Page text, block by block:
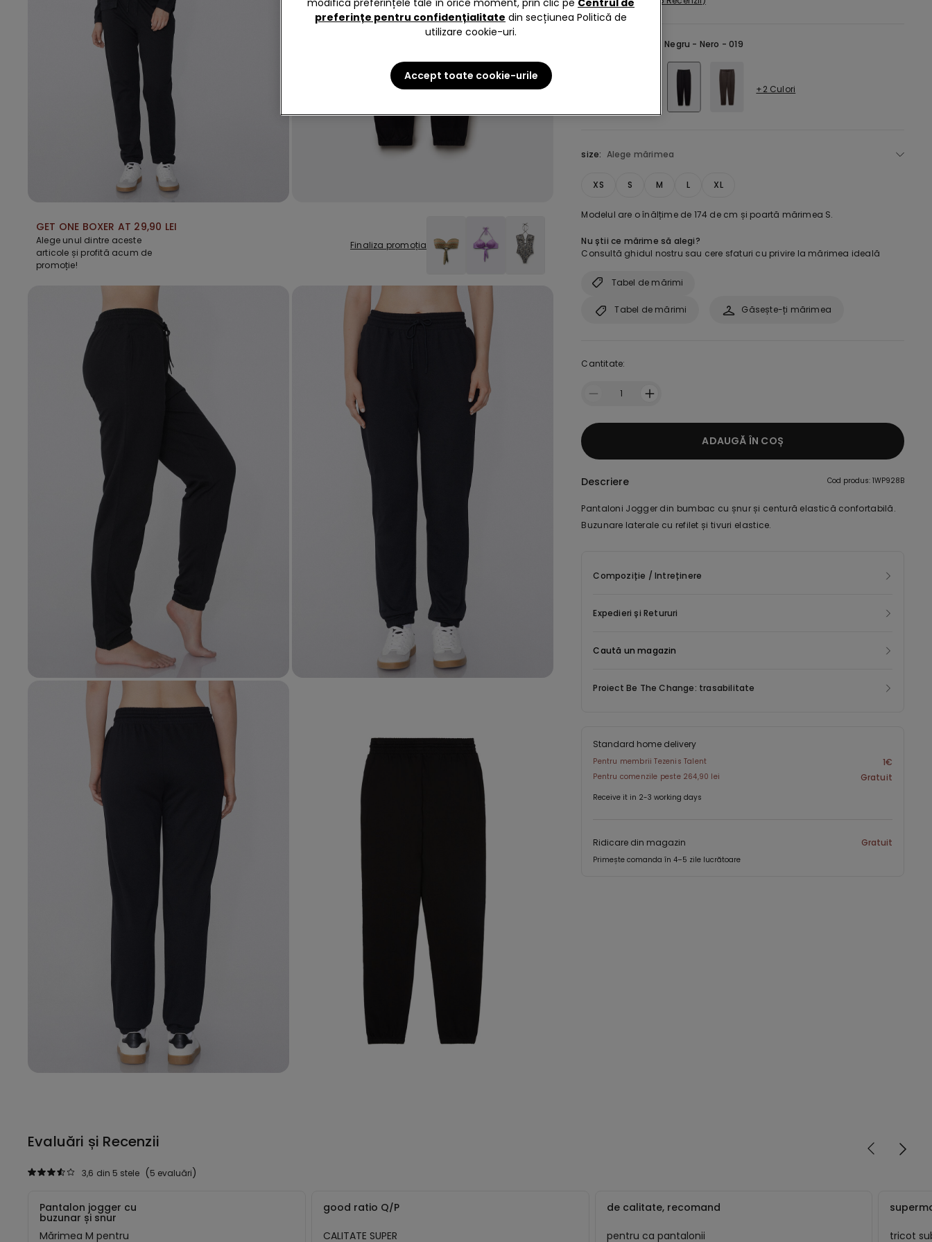
GET ONE BOXER AT 29,90 LEI
Alege unul dintre aceste
articole și profită acum de
promoție!
Finaliza promoția
Culoare selectată:Negru - Nero - 019
+2 Culori
size: Alege mărimea
XS S M L XL
Modelul are o înălțime de 174 de cm și poartă mărimea S.
Nu știi ce mărime să alegi?
Consultă ghidul nostru sau cere sfaturi cu privire la mărimea ideală
Tabel de mărimi
Găsește-ți mărimea
Tabel de mărimi
Cantitate:
1
ADAUGĂ ÎN COȘ
Descriere Cod produs: 1WP928B
Pantaloni Jogger din bumbac cu șnur și centură elastică confortabilă.
Buzunare laterale cu refilet și tivuri elastice.
Compoziție / Intreținere
Expedieri și Retururi
Caută un magazin
Proiect Be The Change: trasabilitate
Standard home delivery
Pentru membrii Tezenis Talent 1€
Pentru comenzile peste 264,90 lei Gratuit
Receive it in 2-3 working days
Ridicare din magazin Gratuit
Primește comanda în 4–5 zile lucrătoare
Evaluări și Recenzii
5 evaluări
3,6 din 5 stele
Pantalon jogger cu
buzunar și snur
Mărimea M pentru
good ratio Q/P
CALITATE SUPER
de calitate, recomand
pentru ca pantalonii
tricot
modifica preferințele tale în orice moment, prin clic pe Centrul de
preferințe pentru confidențialitate din secțiunea Politică de
utilizare cookie-uri.
Accept toate cookie-urile